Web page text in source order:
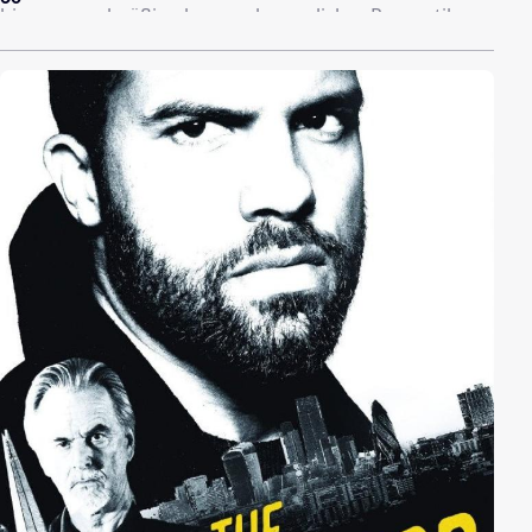
hinaus regelmäßig als unverbesserlicher Romantiker,
der an die große Liebe glaubt. Auf der anderen Seite
trifft Dannys impulsive Persönlichkeit auf Alex, einem
zurückgezogenen, aber brillanten Kopf. Obwohl Alex
kommen sich die beiden näher und verlieben sich
ineinander. Was Danny jedoch nicht weiß: Alex arbeitet
für den britischen Geheimdienst MI6 und führt ein
Doppelleben als Agent, der in geheimer Mission die
Interessen ihrer Majestät verteidigt. Der Konflikt liegt
auf der Hand – trotzdem wollen die beiden ihrer Liebe
eine Chance geben. Gerade in dem Moment, in dem
Danny für sich erkennt, dass Alex der Mann ist, auf
den er sein ganzes Leben lang gewartet hat,
verschwindet dieser allerdings spurlos. Infolgdessen
vermag niemand Danny nähere Auskunft geben zu
können. Trotzdem beschließt er, die Wahrheit über das
Verschwinden seines Freundes herauszufinden.